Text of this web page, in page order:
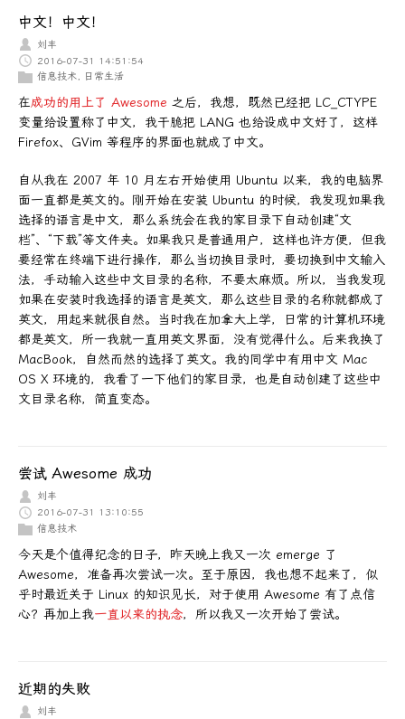
中文！中文！
刘丰
2016-07-31 14:51:54
信息技术, 日常生活
在成功的用上了 Awesome 之后，我想，既然已经把 LC_CTYPE
变量给设置称了中文，我干脆把 LANG 也给设成中文好了，这样
Firefox、GVim 等程序的界面也就成了中文。
自从我在 2007 年 10 月左右开始使用 Ubuntu 以来，我的电脑界
面一直都是英文的。刚开始在安装 Ubuntu 的时候，我发现如果我
选择的语言是中文，那么系统会在我的家目录下自动创建“文
档”、“下载”等文件夹。如果我只是普通用户，这样也许方便，但我
要经常在终端下进行操作，那么当切换目录时，要切换到中文输入
法，手动输入这些中文目录的名称，不要太麻烦。所以，当我发现
如果在安装时我选择的语言是英文，那么这些目录的名称就都成了
英文，用起来就很自然。当时我在加拿大上学，日常的计算机环境
都是英文，所一我就一直用英文界面，没有觉得什么。后来我换了
MacBook，自然而然的选择了英文。我的同学中有用中文 Mac
OS X 环境的，我看了一下他们的家目录，也是自动创建了这些中
文目录名称，简直变态。
尝试 Awesome 成功
刘丰
2016-07-31 13:10:55
信息技术
今天是个值得纪念的日子，昨天晚上我又一次 emerge 了
Awesome，准备再次尝试一次。至于原因，我也想不起来了，似
乎时最近关于 Linux 的知识见长，对于使用 Awesome 有了点信
心？再加上我一直以来的执念，所以我又一次开始了尝试。
近期的失败
刘丰